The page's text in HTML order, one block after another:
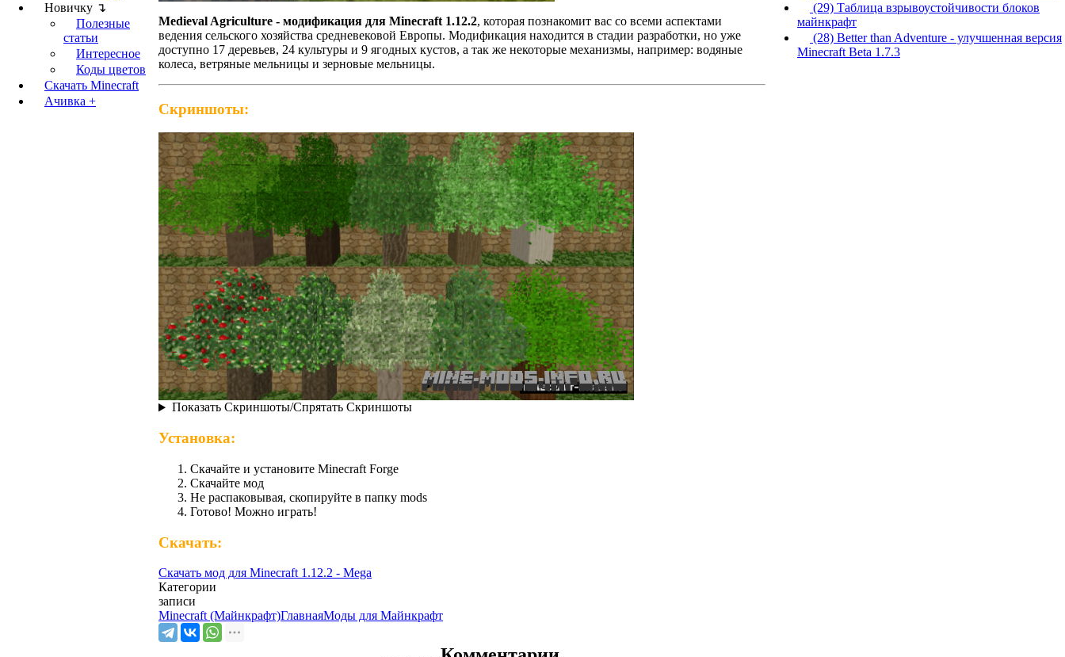
Новичку ↴
Полезные
статьи
Интересное
Коды цветов
Скачать Minecraft
Ачивка +
Medieval Agriculture - модификация для Minecraft 1.12.2, которая познакомит вас со всеми аспектами
ведения сельского хозяйства средневековой Европы. Модификация находится в стадии разработки, но уже
доступно 17 деревьев, 24 культуры и 9 ягодных кустов, а так же некоторые механизмы, например: водяные
колеса, ветряные мельницы и зерновые мельницы.
Скриншоты:
Показать Скриншоты/Спрятать Скриншоты
Установка:
Скачайте и установите Minecraft Forge
Скачайте мод
Не распаковывая, скопируйте в папку mods
Готово! Можно играть!
Скачать:
Скачать мод для Minecraft 1.12.2 - Mega
Категории
записи
Minecraft (Майнкрафт)ГлавнаяМоды для Майнкрафт
(29) Таблица взрывоустойчивости блоков
майнкрафт
(28) Better than Adventure - улучшенная версия
Minecraft Beta 1.7.3